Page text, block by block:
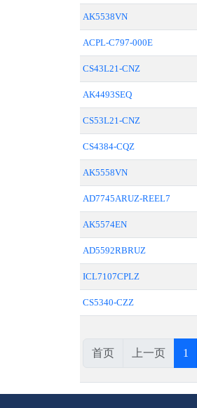
AK5538VN
ACPL-C797-000E
CS43L21-CNZ
AK4493SEQ
CS53L21-CNZ
CS4384-CQZ
AK5558VN
AD7745ARUZ-REEL7
AK5574EN
AD5592RBRUZ
ICL7107CPLZ
CS5340-CZZ
首页 上一页 1